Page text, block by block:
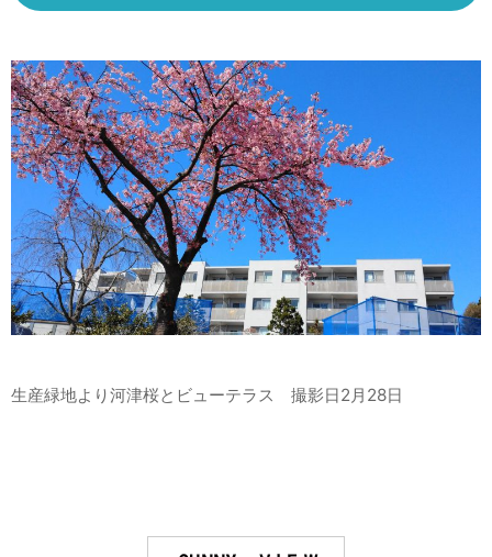
生産緑地より河津桜とビューテラス 撮影日2月28日